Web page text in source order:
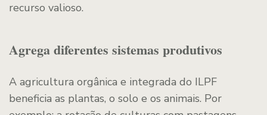
recurso valioso.
Agrega diferentes sistemas produtivos
A agricultura orgânica e integrada do ILPF
beneficia as plantas, o solo e os animais. Por